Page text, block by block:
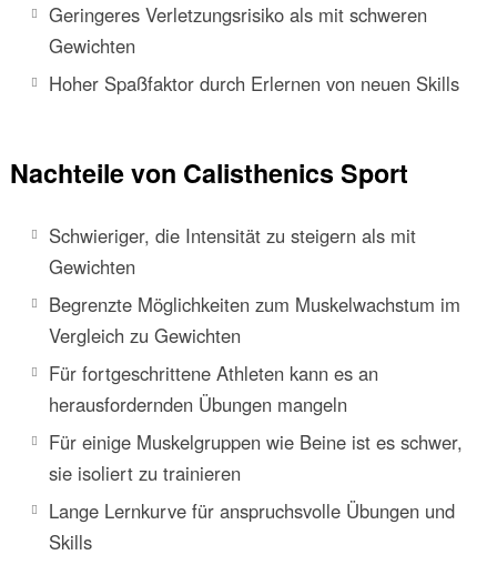
Geringeres Verletzungsrisiko als mit schweren
Gewichten
Hoher Spaßfaktor durch Erlernen von neuen Skills
Nachteile von Calisthenics Sport
Schwieriger, die Intensität zu steigern als mit
Gewichten
Begrenzte Möglichkeiten zum Muskelwachstum im
Vergleich zu Gewichten
Für fortgeschrittene Athleten kann es an
herausfordernden Übungen mangeln
Für einige Muskelgruppen wie Beine ist es schwer,
sie isoliert zu trainieren
Lange Lernkurve für anspruchsvolle Übungen und
Skills